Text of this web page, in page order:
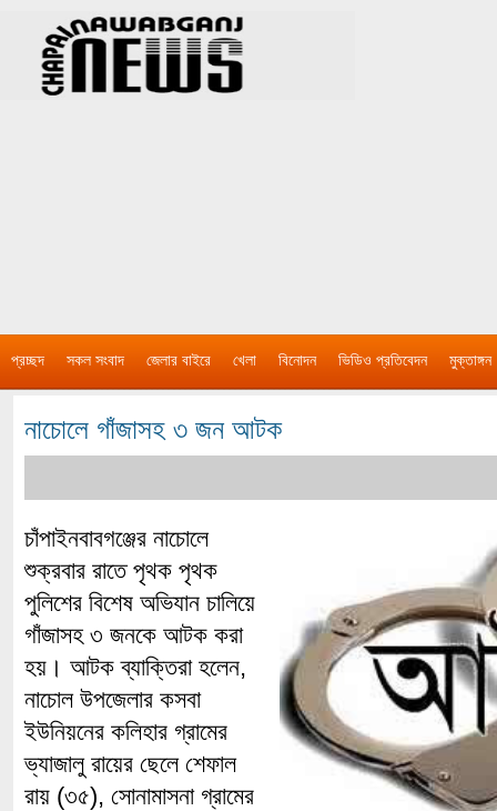
প্রচ্ছদ সকল সংবাদ জেলার বাইরে খেলা বিনোদন ভিডিও প্রতিবেদন মুক্তাঙ্গন
নাচোলে গাঁজাসহ ৩ জন আটক
চাঁপাইনবাবগঞ্জের নাচোলে
শুক্রবার রাতে পৃথক পৃথক
পুলিশের বিশেষ অভিযান চালিয়ে
গাঁজাসহ ৩ জনকে আটক করা
হয়। আটক ব্যাক্তিরা হলেন,
নাচোল উপজেলার কসবা
ইউনিয়নের কলিহার গ্রামের
ভ্যাজালু রায়ের ছেলে শেফাল
রায় (৩৫), সোনামাসনা গ্রামের